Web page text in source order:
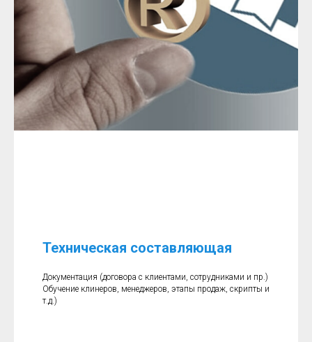
Техническая составляющая
Документация (договора с клиентами, сотрудниками и пр.)
Обучение клинеров, менеджеров, этапы продаж, скрипты и
т.д.)